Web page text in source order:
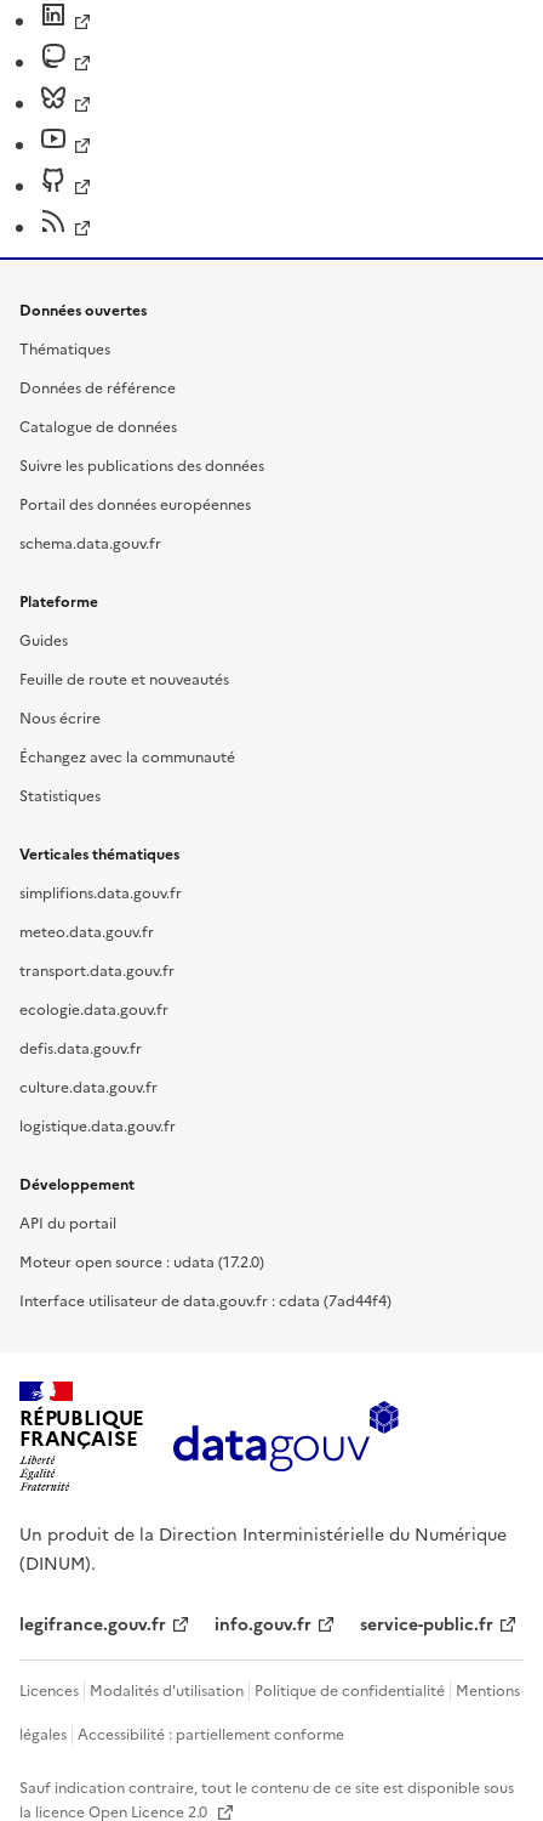
Données ouvertes
Thématiques
Données de référence
Catalogue de données
Suivre les publications des données
Portail des données européennes
schema.data.gouv.fr
Plateforme
Guides
Feuille de route et nouveautés
Nous écrire
Échangez avec la communauté
Statistiques
Verticales thématiques
simplifions.data.gouv.fr
meteo.data.gouv.fr
transport.data.gouv.fr
ecologie.data.gouv.fr
defis.data.gouv.fr
culture.data.gouv.fr
logistique.data.gouv.fr
Développement
API du portail
Moteur open source : udata (17.2.0)
Interface utilisateur de data.gouv.fr : cdata (7ad44f4)
RÉPUBLIQUE
FRANÇAISE
Un produit de la Direction Interministérielle du Numérique
(DINUM).
legifrance.gouv.fr info.gouv.fr service-public.fr
Licences Modalités d'utilisation Politique de confidentialité Mentions
légales Accessibilité : partiellement conforme
Sauf indication contraire, tout le contenu de ce site est disponible sous
la licenceOpen Licence 2.0